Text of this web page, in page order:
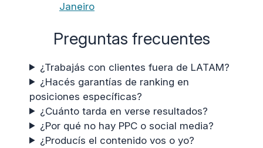
Janeiro
Preguntas frecuentes
¿Trabajás con clientes fuera de LATAM?
¿Hacés garantías de ranking en
posiciones específicas?
¿Cuánto tarda en verse resultados?
¿Por qué no hay PPC o social media?
¿Producís el contenido vos o yo?